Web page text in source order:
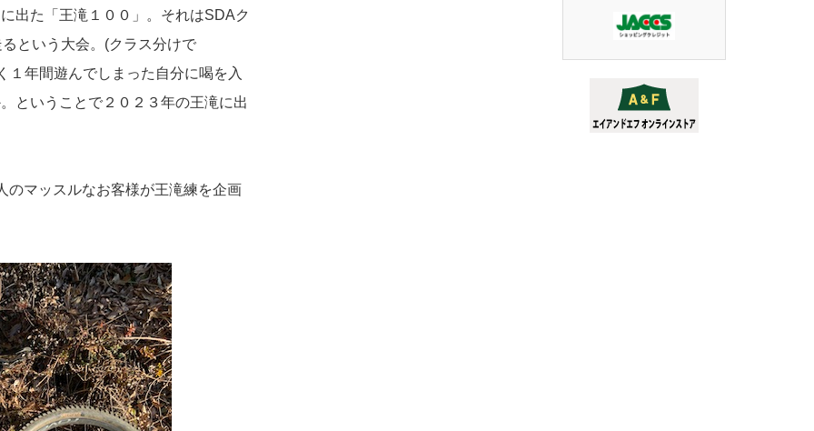
出た「王滝１００」。それはSDAク
という大会。(クラス分けで
１年間遊んでしまった自分に喝を入
ということで２０２３年の王滝に出
のマッスルなお客様が王滝練を企画